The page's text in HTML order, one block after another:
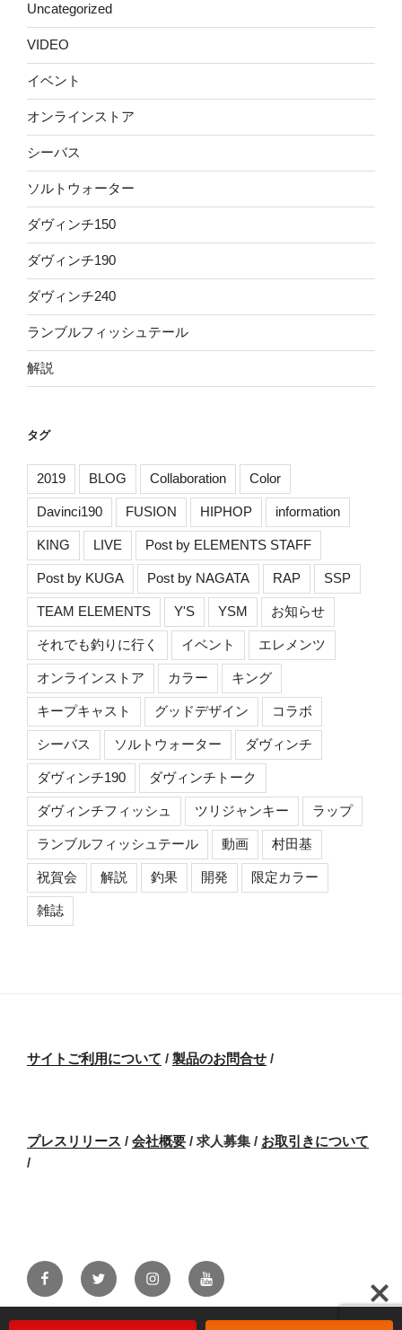
Uncategorized
VIDEO
イベント
オンラインストア
シーバス
ソルトウォーター
ダヴィンチ150
ダヴィンチ190
ダヴィンチ240
ランブルフィッシュテール
解説
タグ
2019 BLOG Collaboration Color
Davinci190 FUSION HIPHOP information
KING LIVE Post by ELEMENTS STAFF
Post by KUGA Post by NAGATA RAP SSP
TEAM ELEMENTS Y'S YSM お知らせ
それでも釣りに行く イベント エレメンツ
オンラインストア カラー キング
キープキャスト グッドデザイン コラボ
シーバス ソルトウォーター ダヴィンチ
ダヴィンチ190 ダヴィンチトーク
ダヴィンチフィッシュ ツリジャンキー ラップ
ランブルフィッシュテール 動画 村田基
祝賀会 解説 釣果 開発 限定カラー
雑誌
サイトご利用について / 製品のお問合せ /
プレスリリース / 会社概要 / 求人募集 / お取引きについて
/
FacebookTwitter InstagramYoutube